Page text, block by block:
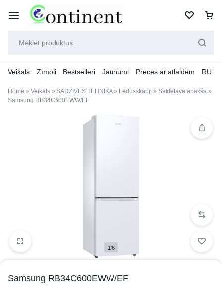
Veikals Zīmoli Bestselleri Jaunumi Preces ar atlaidēm RU
Home » Veikals » SADZĪVES TEHNIKA» Ledusskapji » Saldētava apakšā »
Samsung RB34C600EWW/EF
1/6
Samsung RB34C600EWW/EF